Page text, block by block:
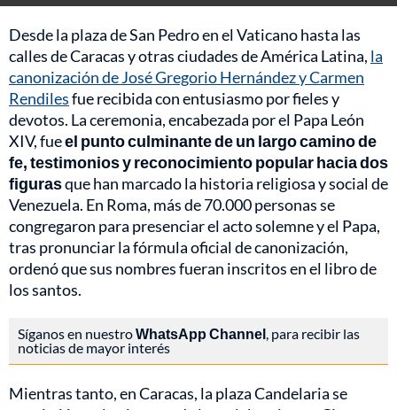
Desde la plaza de San Pedro en el Vaticano hasta las
calles de Caracas y otras ciudades de América Latina, la
canonización de José Gregorio Hernández y Carmen
Rendilesfue recibida con entusiasmo por fieles y
devotos. La ceremonia, encabezada por el Papa León
XIV, fueel punto culminante de un largo camino de
fe, testimonios y reconocimiento popular hacia dos
figurasque han marcado la historia religiosa y social de
Venezuela. En Roma, más de 70.000 personas se
congregaron para presenciar el acto solemne y el Papa,
tras pronunciar la fórmula oficial de canonización,
ordenó que sus nombres fueran inscritos en el libro de
los santos.
Síganos en nuestroWhatsApp Channel, para recibir las
noticias de mayor interés
Mientras tanto, en Caracas, la plaza Candelaria se